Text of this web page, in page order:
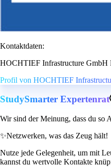
Kontaktdaten:
HOCHTIEF Infrastructure GmbH
Profil von HOCHTIEF
StudySmarter Expertenrat
Wir sind der Meinung, dass du so
✨Netzwerken, was das Zeug hält!
Nutze jede Gelegenheit, um mit
kannst du wertvolle Kontakte